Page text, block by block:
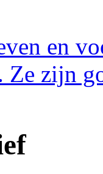
en
Ze zijn